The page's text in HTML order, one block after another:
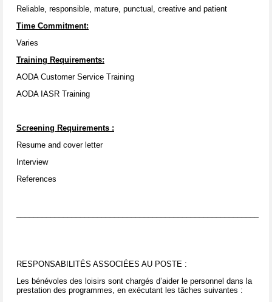
Reliable, responsible, mature, punctual, creative and patient
Time Commitment:
Varies
Training Requirements:
AODA Customer Service Training
AODA IASR Training
Screening Requirements :
Resume and cover letter
Interview
References
RESPONSABILITÉS ASSOCIÉES AU POSTE :
Les bénévoles des loisirs sont chargés d’aider le personnel dans la
prestation des programmes, en exécutant les tâches suivantes :